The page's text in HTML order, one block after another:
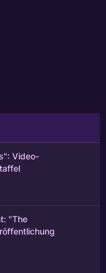
Video-
"The